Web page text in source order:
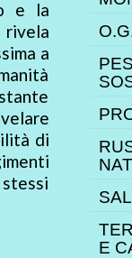
e la
rivela
a
di
E